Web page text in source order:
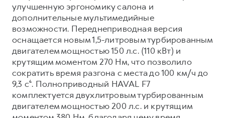
улучшенную эргономику салона и
дополнительные мультимедийные
возможности. Переднеприводная версия
оснащается новым 1,5-литровым турбированным
двигателем мощностью 150 л.с. (110 кВт) и
крутящим моментом 270 Нм, что позволило
сократить время разгона с места до 100 км/ч до
9,3 с⁴. Полноприводный HAVAL F7
комплектуется двухлитровым турбированным
двигателем мощностью 200 л.с. и крутящим